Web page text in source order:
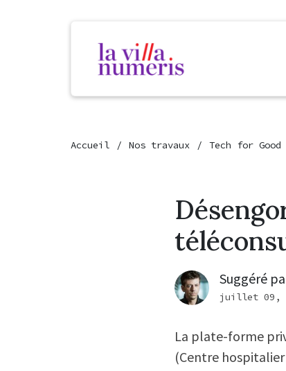
Accueil Nos travaux Tech for Good
Suggéré
juillet 09,
La plate-forme
(Centre